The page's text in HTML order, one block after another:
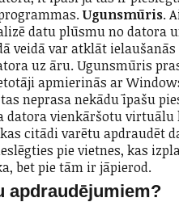
Ugunsmūris.
datu plūsmu no datora
veidā var atklāt
uz āru. Ugunsmūris
apmierinās ar
neprasa nekādu īpašu
datora vienkāršotu
citādi varētu apdraudēt
pie vietnes, kas
bet pie tām ir jāpierod.
apdraudējumiem?